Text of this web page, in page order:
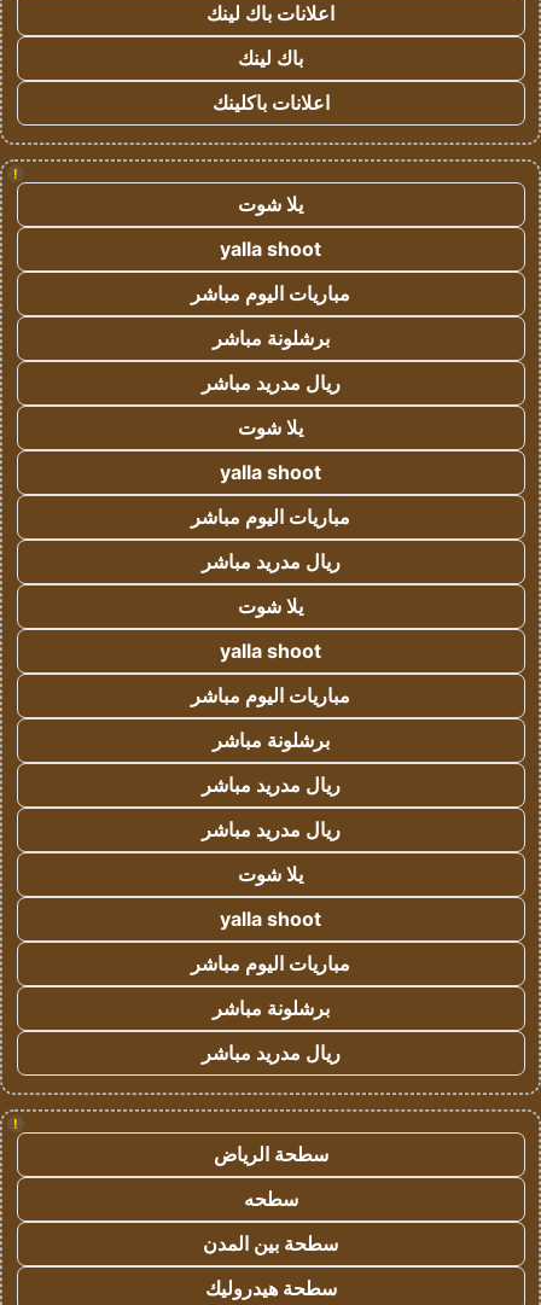
اعلانات باك لينك
باك لينك
اعلانات باكلينك
!
يلا شوت
yalla shoot
مباريات اليوم مباشر
برشلونة مباشر
ريال مدريد مباشر
يلا شوت
yalla shoot
مباريات اليوم مباشر
ريال مدريد مباشر
يلا شوت
yalla shoot
مباريات اليوم مباشر
برشلونة مباشر
ريال مدريد مباشر
ريال مدريد مباشر
يلا شوت
yalla shoot
مباريات اليوم مباشر
برشلونة مباشر
ريال مدريد مباشر
!
سطحة الرياض
سطحه
سطحة بين المدن
سطحة هيدروليك